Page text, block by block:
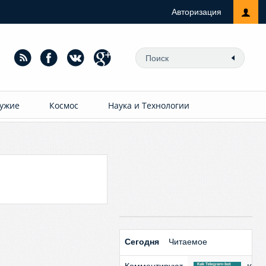
Авторизация
Космос Наука и Технологии
Сегодня Читаемое